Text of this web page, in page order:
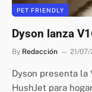
PET FRIENDLY
Dyson lanza
By Redacción 21/07/
Dyson presenta la
HushJet para